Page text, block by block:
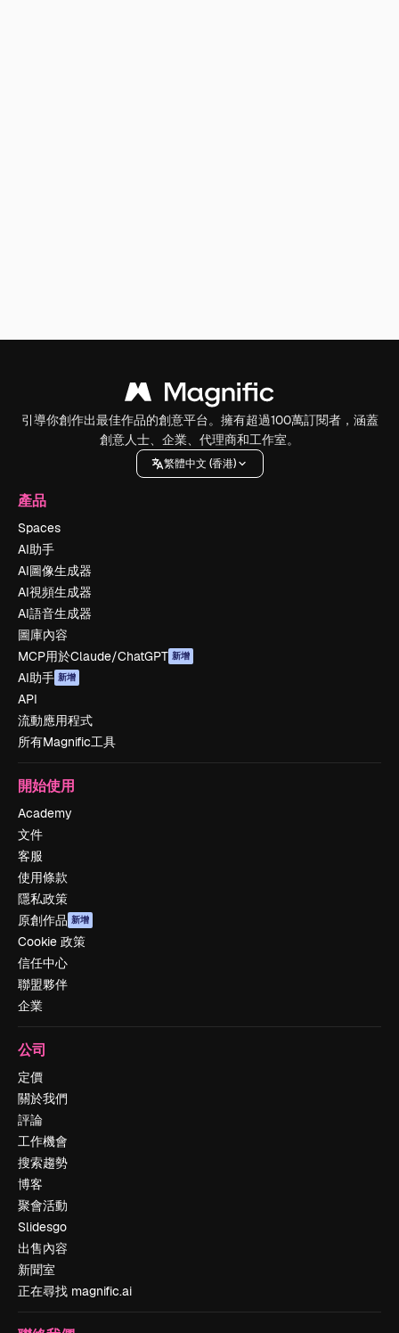
引導你創作出最佳作品的創意平台。擁有超過100萬訂閱者，涵蓋
創意人士、企業、代理商和工作室。
繁體中文 (香港)
產品
Spaces
AI助手
AI圖像生成器
AI視頻生成器
AI語音生成器
圖庫內容
MCP用於Claude/ChatGPT 新增
AI助手 新增
API
流動應用程式
所有Magnific工具
開始使用
Academy
文件
客服
使用條款
隱私政策
原創作品 新增
Cookie 政策
信任中心
聯盟夥伴
企業
公司
定價
關於我們
評論
工作機會
搜索趨勢
博客
聚會活動
Slidesgo
出售內容
新聞室
正在尋找 magnific.ai